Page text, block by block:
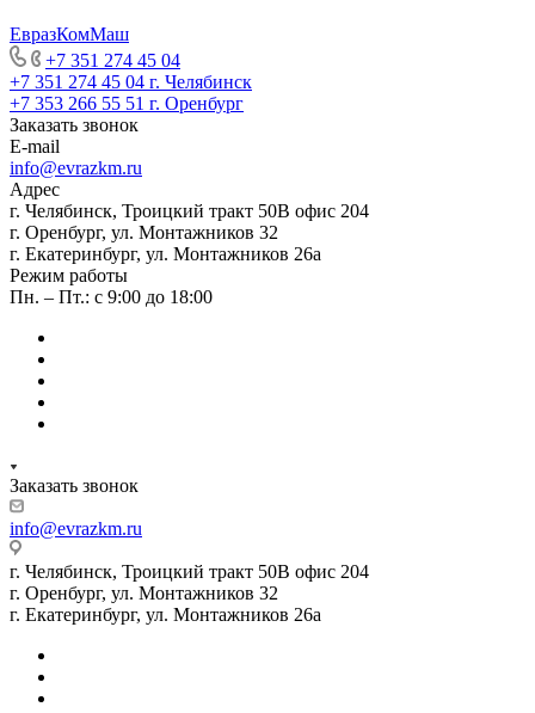
ЕвразКомМаш
+7 351 274 45 04
+7 351 274 45 04 г. Челябинск
+7 353 266 55 51 г. Оренбург
Заказать звонок
E-mail
info@evrazkm.ru
Адрес
г. Челябинск, Троицкий тракт 50В офис 204
г. Оренбург, ул. Монтажников 32
г. Екатеринбург, ул. Монтажников 26а
Режим работы
Пн. – Пт.: с 9:00 до 18:00
Заказать звонок
info@evrazkm.ru
г. Челябинск, Троицкий тракт 50В офис 204
г. Оренбург, ул. Монтажников 32
г. Екатеринбург, ул. Монтажников 26а